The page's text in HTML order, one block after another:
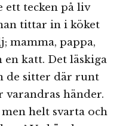
ett tecken på liv
tittar in i köket
mamma, pappa,
en katt. Det läskiga
de sitter där runt
händer.
helt svarta och